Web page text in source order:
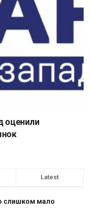
оценили
Latest
слишком мало